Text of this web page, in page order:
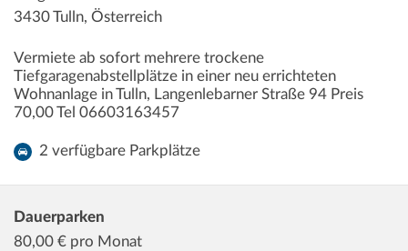
3430Tulln, Österreich
Vermiete ab sofort mehrere trockene
Tiefgaragenabstellplätze in einer neu errichteten
Wohnanlage in Tulln, Langenlebarner Straße 94 Preis
70,00 Tel 06603163457
2 verfügbare Parkplätze
Dauerparken
80,00 € pro Monat